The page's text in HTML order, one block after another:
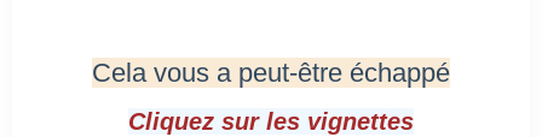
Cela vous a peut-être échappé
Cliquez sur les vignettes